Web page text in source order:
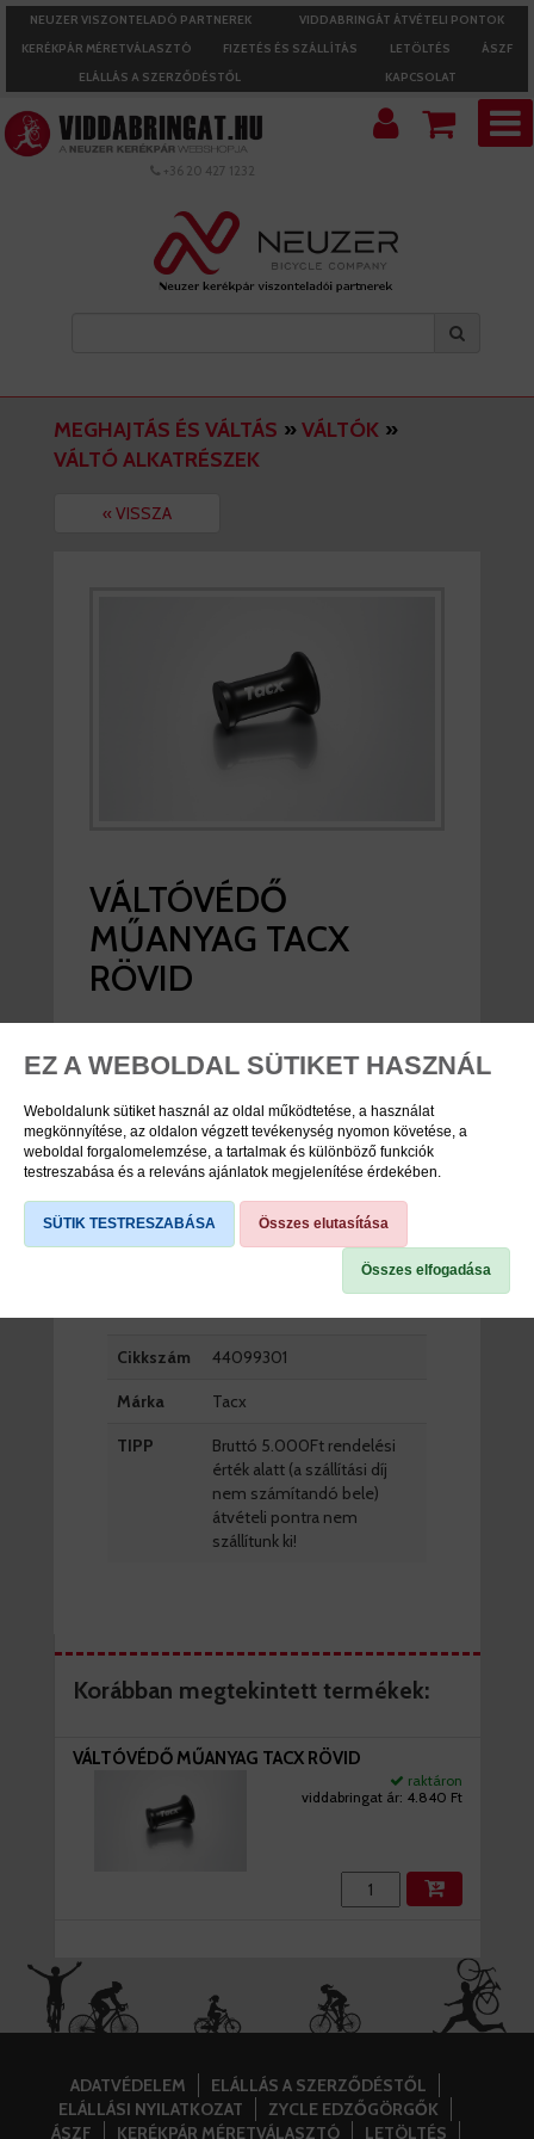
EZ A WEBOLDAL SÜTIKET HASZNÁL
Weboldalunk sütiket használ az oldal működtetése, a használat
megkönnyítése, az oldalon végzett tevékenység nyomon követése, a
weboldal forgalomelemzése, a tartalmak és különböző funkciók
testreszabása és a releváns ajánlatok megjelenítése érdekében.
SÜTIK TESTRESZABÁSA Összes elutasítása
Összes elfogadása
NEUZER VISZONTELADÓ PARTNEREK
VIDDABRINGÁT ÁTVÉTELI PONTOK
KERÉKPÁR MÉRETVÁLASZTÓ
FIZETÉS ÉS SZÁLLÍTÁS LETÖLTÉS
ÁSZF
ELÁLLÁS A SZERZŐDÉSTŐL
KAPCSOLAT
+36 20 427 1232
MEGHAJTÁS ÉS VÁLTÁS »VÁLTÓK »
VÁLTÓ ALKATRÉSZEK
« VISSZA
VÁLTÓVÉDŐ
MŰANYAG TACX
RÖVID
DB
TERMÉK SPECIFIKÁCIÓK
Cikkszám 44099301
Márka Tacx
TIPP
Bruttó 5.000Ft rendelési
érték alatt (a szállítási díj
nem számítandó bele)
átvételi pontra nem
szállítunk ki!
Korábban megtekintett termékek:
VÁLTÓVÉDŐ MŰANYAG TACX RÖVID
raktáron
viddabringat ár: 4.840 Ft
ADATVÉDELEM
ELÁLLÁS A SZERZŐDÉSTŐL
ELÁLLÁSI NYILATKOZAT
ZYCLE EDZŐGÖRGŐK
ÁSZF
KERÉKPÁR MÉRETVÁLASZTÓ LETÖLTÉS